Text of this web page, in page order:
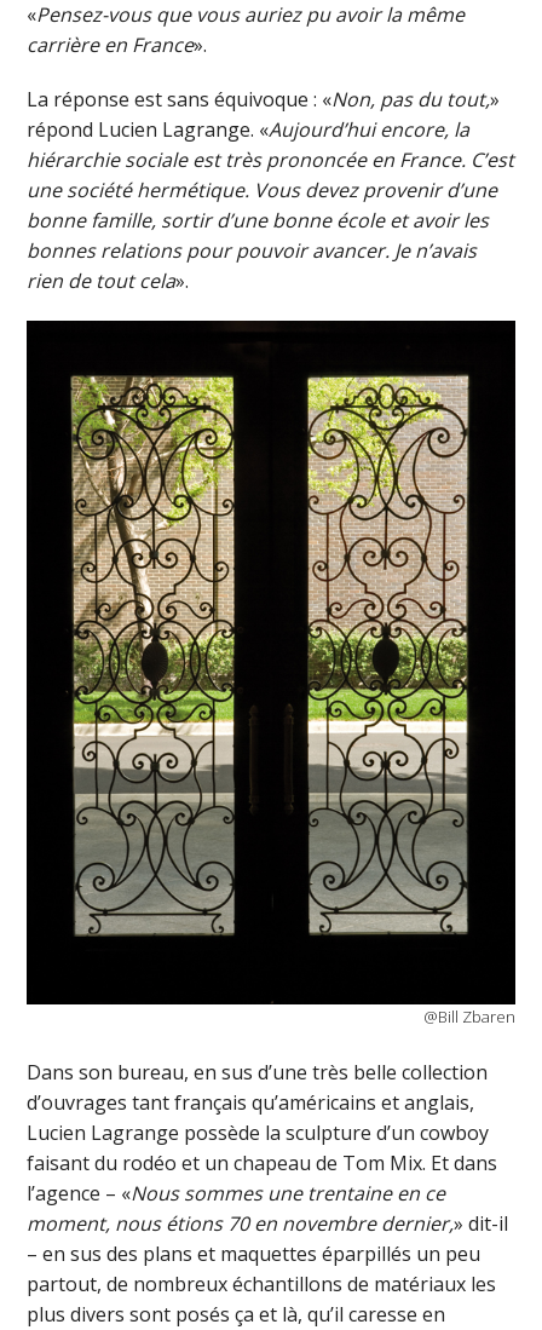
«Pensez-vous que vous auriez pu avoir la même
carrière en France».
La réponse est sans équivoque : «Non, pas du tout,»
répond Lucien Lagrange. «Aujourd’hui encore, la
hiérarchie sociale est très prononcée en France. C’est
une société hermétique. Vous devez provenir d’une
bonne famille, sortir d’une bonne école et avoir les
bonnes relations pour pouvoir avancer. Je n’avais
rien de tout cela».
@Bill Zbaren
Dans son bureau, en sus d’une très belle collection
d’ouvrages tant français qu’américains et anglais,
Lucien Lagrange possède la sculpture d’un cowboy
faisant du rodéo et un chapeau de Tom Mix. Et dans
l’agence – «Nous sommes une trentaine en ce
moment, nous étions 70 en novembre dernier,» dit-il
– en sus des plans et maquettes éparpillés un peu
partout, de nombreux échantillons de matériaux les
plus divers sont posés ça et là, qu’il caresse en